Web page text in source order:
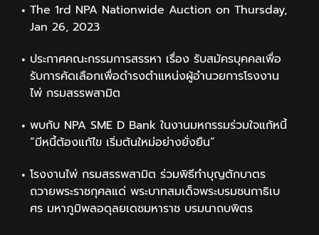
The 1rd NPA Nationwide Auction on Thursday,
Jan 26, 2023
ประกาศคณะกรรมการสรรหา เรื่อง รับสมัครบุคคลเพื่อ
รับการคัดเลือกเพื่อดำรงตำแหน่งผู้อำนวยการโรงงาน
ไพ่ กรมสรรพสามิต
พบกับ NPA SME D Bank ในงานมหกรรมร่วมใจแก้หนี้
“มีหนี้ต้องแก้ไข เริ่มต้นใหม่อย่างยั่งยืน”
โรงงานไพ่ กรมสรรพสามิต ร่วมพิธีทำบุญตักบาตร
ถวายพระราชกุศลแด่ พระบาทสมเด็จพระบรมชนกาธิเบ
ศร มหาภูมิพลอดุลยเดชมหาราช บรมนาถบพิตร